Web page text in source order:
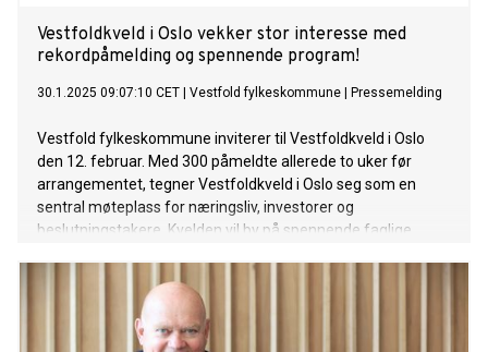
Vestfoldkveld i Oslo vekker stor interesse med
rekordpåmelding og spennende program!
30.1.2025 09:07:10 CET Vestfold fylkeskommune Pressemelding
Vestfold fylkeskommune inviterer til Vestfoldkveld i Oslo
den 12. februar. Med 300 påmeldte allerede to uker før
arrangementet, tegner Vestfoldkveld i Oslo seg som en
sentral møteplass for næringsliv, investorer og
beslutningstakere. Kvelden vil by på spennende faglige
på videre vekst i Vestfold, investeringsmuligheter og
framtidige satsinger.